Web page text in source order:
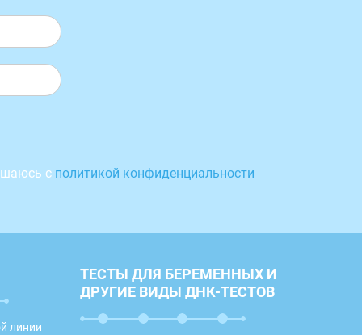
с политикой конфиденциальности
линии
ТЕСТЫ ДЛЯ БЕРЕМЕННЫХ И
ДРУГИЕ ВИДЫ ДНК-ТЕСТОВ